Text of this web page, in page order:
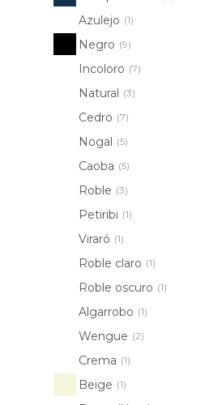
Azulejo (1)
Negro (9)
Incoloro (7)
Natural (3)
Cedro (7)
Nogal (5)
Caoba (5)
Roble (3)
Petiribi (1)
Viraró (1)
Roble claro (1)
Roble oscuro (1)
Algarrobo (1)
Wengue (2)
Crema (1)
Beige (1)